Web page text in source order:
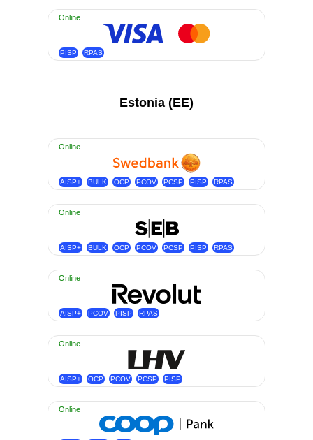
Online
PISP RPAS
Estonia (EE)
Online
AISP+ BULK OCP PCOV PCSP PISP RPAS
Online
AISP+ BULK OCP PCOV PCSP PISP RPAS
Online
AISP+ PCOV PISP RPAS
Online
AISP+ OCP PCOV PCSP PISP
Online